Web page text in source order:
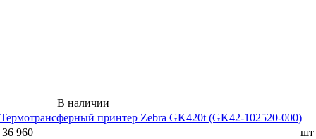
В наличии
Термотрансферный принтер Zebra GK420t (GK42-102520-000)
36 960
шт